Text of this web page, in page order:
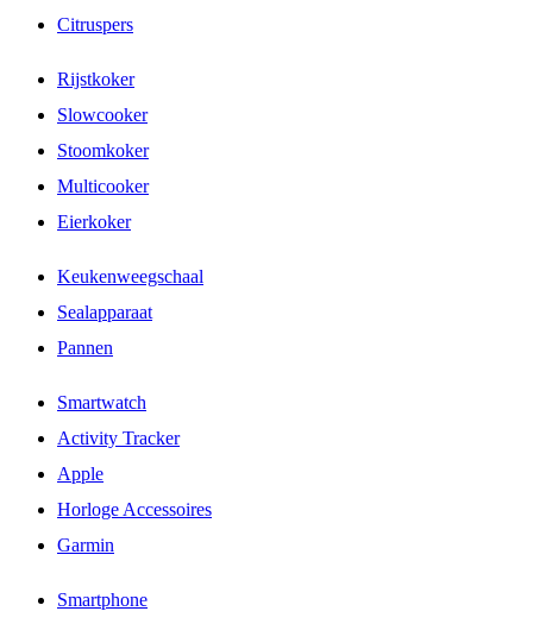
Citruspers
Rijstkoker
Slowcooker
Stoomkoker
Multicooker
Eierkoker
Keukenweegschaal
Sealapparaat
Pannen
Smartwatch
Activity Tracker
Apple
Horloge Accessoires
Garmin
Smartphone